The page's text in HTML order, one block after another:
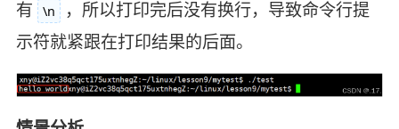
有
\n
，所以打印完后没有换行，导致命令行提
示符就紧跟在打印结果的后面。